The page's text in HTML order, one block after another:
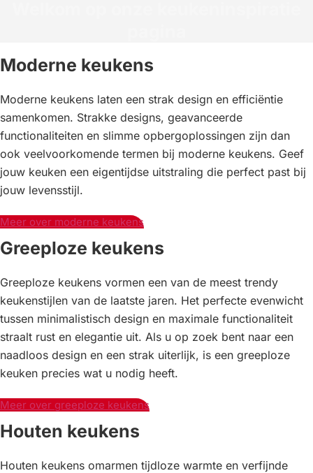
Moderne keukens
Moderne keukens laten een strak design en efficiëntie
samenkomen. Strakke designs, geavanceerde
functionaliteiten en slimme opbergoplossingen zijn dan
ook veelvoorkomende termen bij moderne keukens. Geef
jouw keuken een eigentijdse uitstraling die perfect past bij
jouw levensstijl.
Meer over moderne keukens
Greeploze keukens
Greeploze keukens vormen een van de meest trendy
keukenstijlen van de laatste jaren. Het perfecte evenwicht
tussen minimalistisch design en maximale functionaliteit
straalt rust en elegantie uit. Als u op zoek bent naar een
naadloos design en een strak uiterlijk, is een greeploze
keuken precies wat u nodig heeft.
Meer over greeploze keukens
Houten keukens
Houten keukens omarmen tijdloze warmte en verfijnde